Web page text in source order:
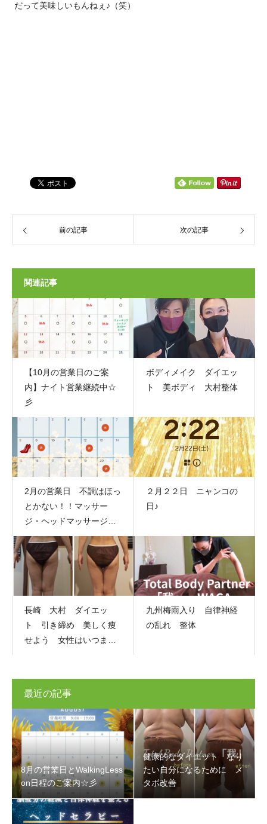
だって美味しいもんねぇ♪（笑）
前の記事 次の記事
関連記事
【10月の営業日のご案
内】ナイト営業継続中☆
彡
ボディメイク ダイエッ
ト 美ボディ 大村整体
2月の営業日 不調はほっ
とかない！！マッサー
ジ・ヘッドマッサージ・
フットマッサージ・整体
でしっかりメンテ☆彡
２月２２日 ニャンコの
日♪
長崎 大村 ダイエッ
ト 引き締め 美しく痩
せよう 女性はいつまで
九州梅雨入り 自律神経
の乱れ 整体
最近の記事
8月の営業日とWalkingLess
on日程のご案内☆彡
健康的なダイエット なり
たい自分になるために メ
タボ改善